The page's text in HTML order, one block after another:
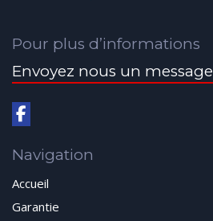
Pour plus d’informations
Envoyez nous un message
Navigation
Accueil
Garantie